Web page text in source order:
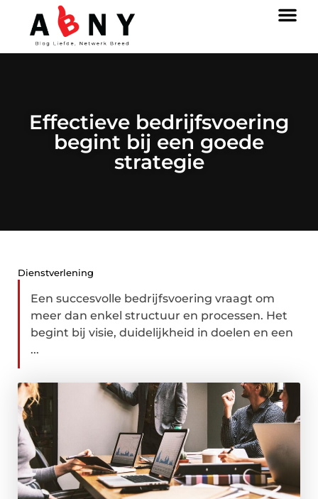
Effectieve bedrijfsvoering
begint bij een goede
strategie
Dienstverlening
Een succesvolle bedrijfsvoering vraagt om
meer dan enkel structuur en processen. Het
begint bij visie, duidelijkheid in doelen en een
...